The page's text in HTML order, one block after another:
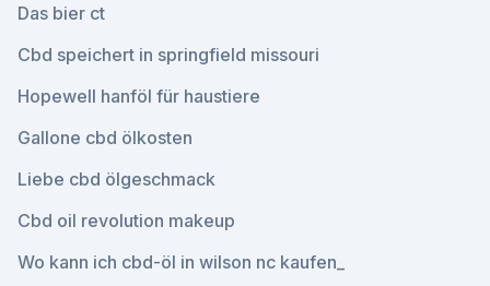
Das bier ct
Cbd speichert in springfield missouri
Hopewell hanföl für haustiere
Gallone cbd ölkosten
Liebe cbd ölgeschmack
Cbd oil revolution makeup
Wo kann ich cbd-öl in wilson nc kaufen_